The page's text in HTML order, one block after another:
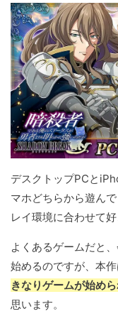
デスクトップPCと
マホどちらから遊ん
レイ環境に合わせて好
よくあるゲームだと
始めるのですが、本作
きなりゲームが始め
思います。